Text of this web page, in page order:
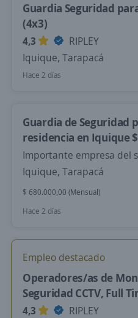
Guardia Seguridad
(4x3)
4,3
RIPLEY
Iquique, Tarapacá
Hace 2 días
Guardia de Seguridad
residencia en Iquique
Importante empresa del
Iquique, Tarapacá
$ 680.000,00 (Mensual)
Hace 2 días
Empleo destacado
Operadores/as de
Seguridad CCTV, Full
4,3
RIPLEY